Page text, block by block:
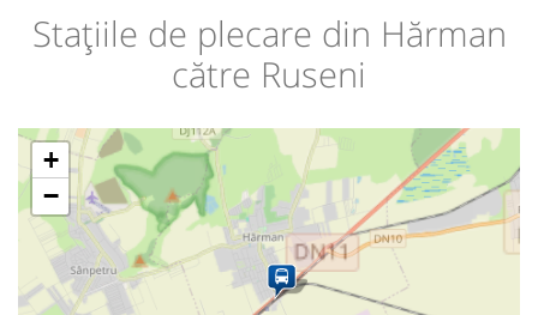
Stațiile de plecare din Hărman
către Ruseni
+
−